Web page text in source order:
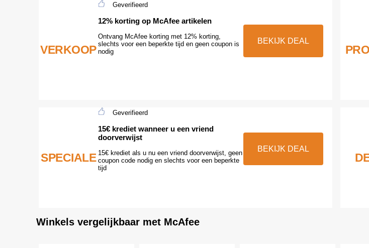
VERKOOP
Geverifieerd
12% korting op McAfee artikelen
Ontvang McAfee korting met 12% korting,
slechts voor een beperkte tijd en geen coupon is
nodig
BEKIJK DEAL
SPECIALE
Geverifieerd
15€ krediet wanneer u een vriend
doorverwijst
15€ krediet als u nu een vriend doorverwijst, geen
coupon code nodig en slechts voor een beperkte
tijd
BEKIJK DEAL
Winkels vergelijkbaar met McAfee